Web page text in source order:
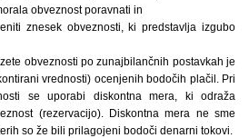
obveznost poravnati in
znesek obveznosti, ki predstavlja izgubo
obveznosti po zunajbilančnih postavkah je
vrednosti) ocenjenih bodočih plačil. Pri
se uporabi diskontna mera, ki odraža
(rezervacijo). Diskontna mera ne sme
so že bili prilagojeni bodoči denarni tokovi.